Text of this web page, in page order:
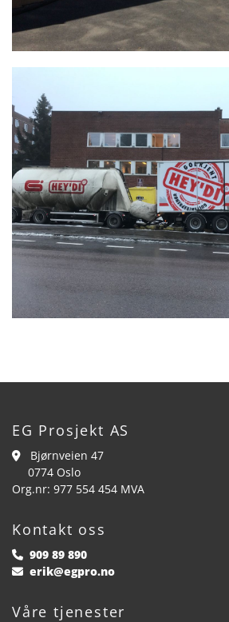
EG Prosjekt AS

Bjørnveien 47
0774 Oslo
Org.nr: 977 554 454 MVA
Kontakt oss
 909 89 890
 erik@egpro.no
Våre tjenester